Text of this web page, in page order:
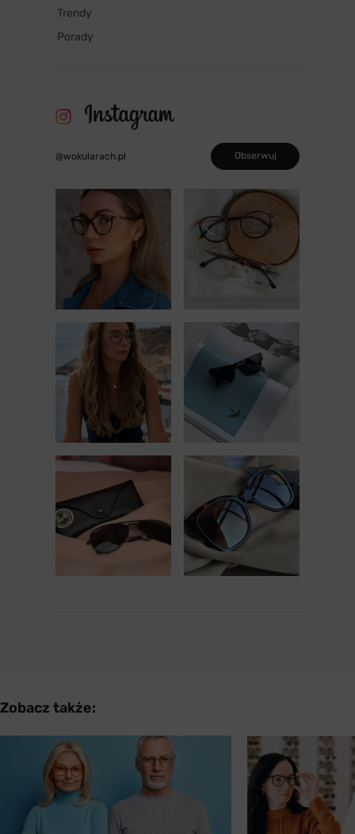
Trendy
Porady
@wokularach.pl Obserwuj
Zobacz także: